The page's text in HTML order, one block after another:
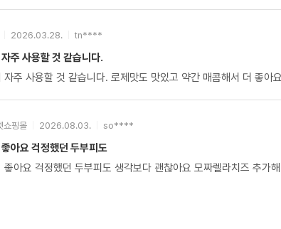
2026.03.28. tn****
주 사용할 것 같습니다.
주 사용할 것 같습니다. 로제맛도 맛있고 약간 매콤해서 더 좋아요
쇼핑몰 2026.08.03. so****
아요 걱정했던 두부피도
아요 걱정했던 두부피도 생각보다 괜찮아요 모짜렐라치즈 추가